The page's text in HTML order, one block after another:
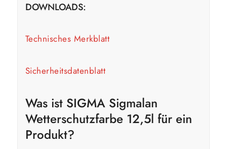
DOWNLOADS:
Technisches Merkblatt
Sicherheitsdatenblatt
Was ist SIGMA Sigmalan
Wetterschutzfarbe 12,5l für ein
Produkt?